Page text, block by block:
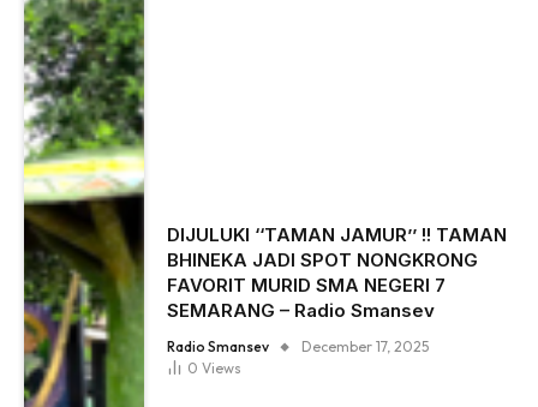
DIJULUKI ‘‘TAMAN JAMUR’’ !! TAMAN
BHINEKA JADI SPOT NONGKRONG
FAVORIT MURID SMA NEGERI 7
SEMARANG – Radio Smansev
Radio Smansev
December 17, 2025
0 Views